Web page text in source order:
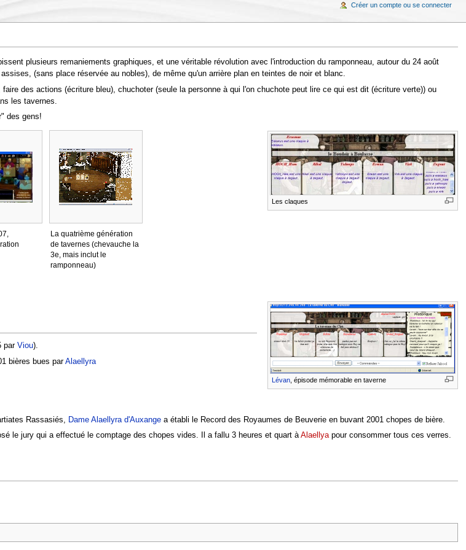
plusieurs remaniements graphiques, et une véritable révolution avec l'introduction du ramponneau, autour du 24 août
(sans place réservée au nobles), de même qu'un arrière plan en teintes de noir et blanc.
des actions (écriture bleu), chuchoter (seule la personne à qui l'on chuchote peut lire ce qui est dit (écriture verte)) ou
les tavernes.
des gens!
Les claques
La quatrième génération
de tavernes (chevauche la
3e, mais inclut le
ramponneau)
Lévan , épisode mémorable en taverne
par Viou).
bières bues parAlaellyra
Rassasiés, Dame Alaellyra d'Auxangea établi le Record des Royaumes de Beuverie en buvant 2001 chopes de bière.
le jury qui a effectué le comptage des chopes vides. Il a fallu 3 heures et quart àAlaellyapour consommer tous ces verres.
Créer un compte ou se connecter